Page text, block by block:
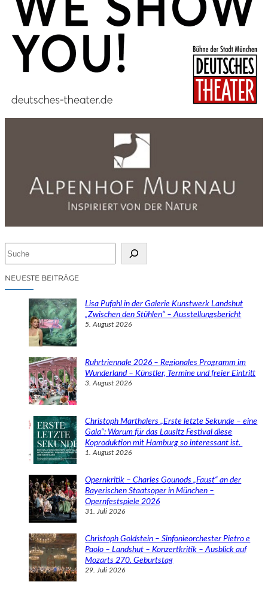
cNEUESTE BEITRÄGE
Lisa Pufahl in der Galerie Kunstwerk Landshut
„Zwischen den Stühlen“ – Ausstellungsbericht
5. August 2026
Ruhrtriennale 2026 – Regionales Programm im
Wunderland – Künstler, Termine und freier Eintritt
3. August 2026
Christoph Marthalers „Erste letzte Sekunde – eine
Gala“: Warum für das Lausitz Festival diese
Koproduktion mit Hamburg so interessant ist.
1. August 2026
Opernkritik – Charles Gounods „Faust“ an der
Bayerischen Staatsoper in München –
Opernfestspiele 2026
31. Juli 2026
Christoph Goldstein – Sinfonieorchester Pietro e
Paolo – Landshut – Konzertkritik – Ausblick auf
Mozarts 270. Geburtstag
29. Juli 2026